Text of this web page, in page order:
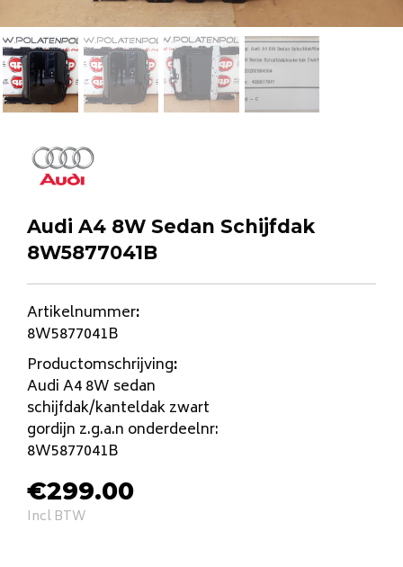
Audi A4 8W Sedan Schijfdak
8W5877041B
Artikelnummer:
8W5877041B
Productomschrijving:
Audi A4 8W sedan
schijfdak/kanteldak zwart
gordijn z.g.a.n onderdeelnr:
8W5877041B
€299.00
Incl BTW